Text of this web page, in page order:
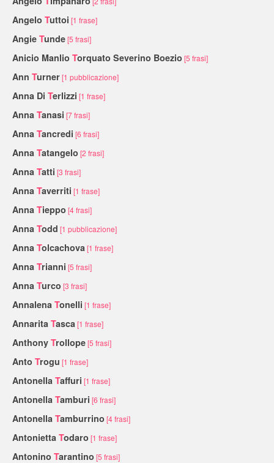
Angelo Tuttoi [1 frase]
Angie Tunde[5 frasi]
Anicio Manlio Torquato Severino Boezio [5 frasi]
Ann Turner[1 pubblicazione]
Anna Di Terlizzi [1 frase]
Anna Tanasi [7 frasi]
Anna Tancredi [6 frasi]
Anna Tatangelo [2 frasi]
Anna Tatti [3 frasi]
Anna Taverriti [1 frase]
Anna Tieppo [4 frasi]
Anna Todd [1 pubblicazione]
Anna Tolcachova [1 frase]
Anna Trianni [5 frasi]
Anna Turco [3 frasi]
Annalena Tonelli [1 frase]
Annarita Tasca [1 frase]
Anthony Trollope[5 frasi]
Anto Trogu [1 frase]
Antonella Taffuri [1 frase]
Antonella Tamburi [6 frasi]
Antonella Tamburrino [4 frasi]
Antonietta Todaro [1 frase]
Antonino Tarantino [5 frasi]